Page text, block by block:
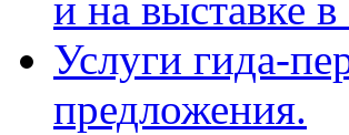
и на выставке
Услуги гида-
предложения.